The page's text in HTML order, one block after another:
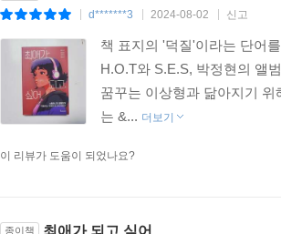
d*******3 2024-08-02 신고
책 표지의 '덕질'이라는 단어
H.O.T와 S.E.S, 박정현의 앨
꿈꾸는 이상형과 닮아지기
는 &... 더보기
이 리뷰가 도움이 되었나요?
종이책 최애가 되고 싶어